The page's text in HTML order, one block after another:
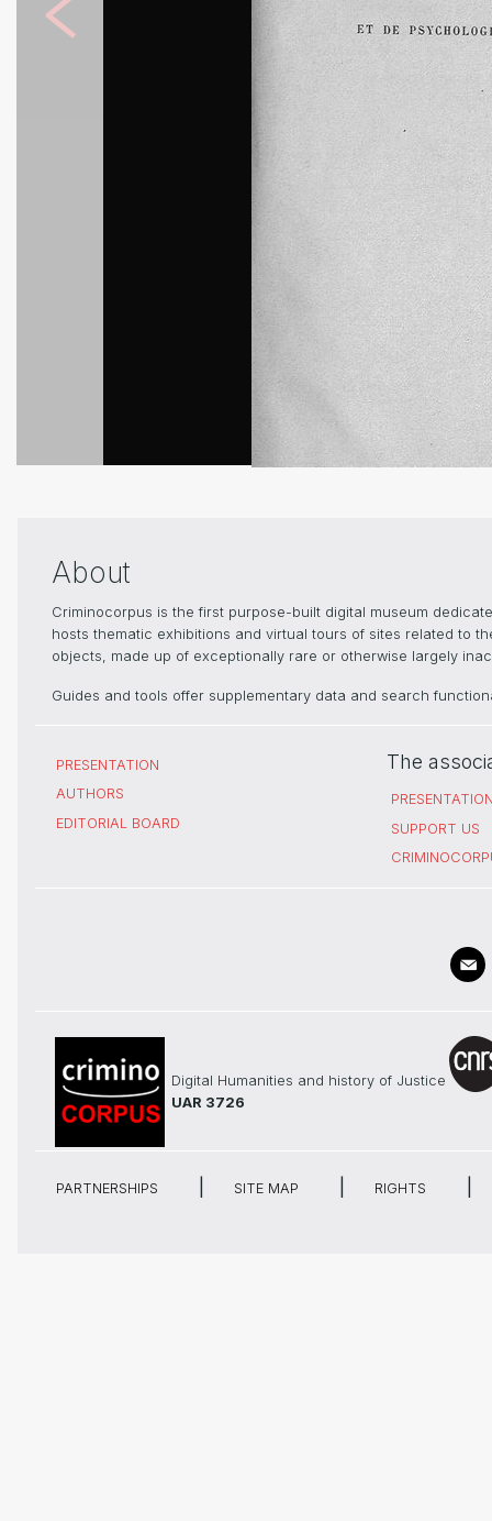
About
Criminocorpus is the first purpose-built digital museum
hosts thematic exhibitions and virtual tours of sites related to
objects, made up of exceptionally rare or otherwise largely
Guides and tools offer supplementary data and search
PRESENTATION
AUTHORS
EDITORIAL BOARD
The
SUPPORT US
Digital Humanities and history of Justice
UAR 3726
PARTNERSHIPS SITE MAP RIGHTS